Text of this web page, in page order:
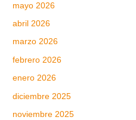
mayo 2026
abril 2026
marzo 2026
febrero 2026
enero 2026
diciembre 2025
noviembre 2025